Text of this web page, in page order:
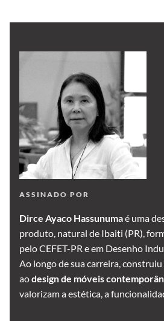
ASSINADO POR
Dirce Ayaco Hassunumaé uma
produto, natural de Ibaiti (PR),
pelo CEFET-PR e em Desenho
Ao longo de sua carreira,
aodesign de móveis
valorizam a estética, a